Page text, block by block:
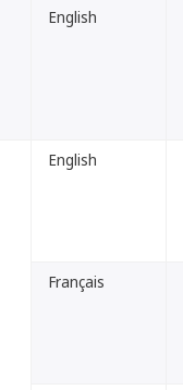
English
English
Français